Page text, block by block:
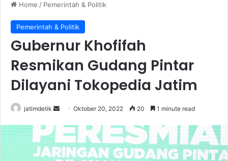
Home / Pemerintah & Politik
Pemerintah & Politik
Gubernur Khofifah
Resmikan Gudang Pintar
Dilayani Tokopedia Jatim
jatimdetik
Send
email
Oktober 20, 2022 20 1 minute read